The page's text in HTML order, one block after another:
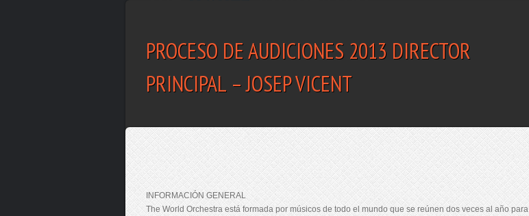
PROCESO DE AUDICIONES 2013 DIRECTOR
PRINCIPAL – JOSEP VICENT
INFORMACIÓN GENERAL
The World Orchestra está formada por músicos de todo el mundo que se reúnen dos veces al año para